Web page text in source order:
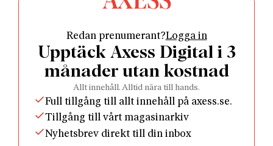
förespråkade han det ”kategoriska imperativet”, att
blev upphöjd till allmän lag. I sin skrift Om den eviga
freden slog han fast att ingen stat bör med våld
blanda sig i en annan stats regering och författning.
Efter andra världskriget blev Königsberg sovjetiskt
och döptes om till Kaliningrad. Numera tillhör det
Ryssland. Så småningom började myndigheterna
uppmärksamma Immanuel Kants historiska
Redan prenumerant?Logga in
Upptäck Axess Digital i 3
månader utan kostnad
Allt innehåll. Alltid nära till hands.
Full tillgång till allt innehåll på axess.se.
Tillgång till vårt magasinarkiv
Nyhetsbrev direkt till din inbox